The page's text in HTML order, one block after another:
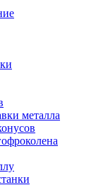
металла